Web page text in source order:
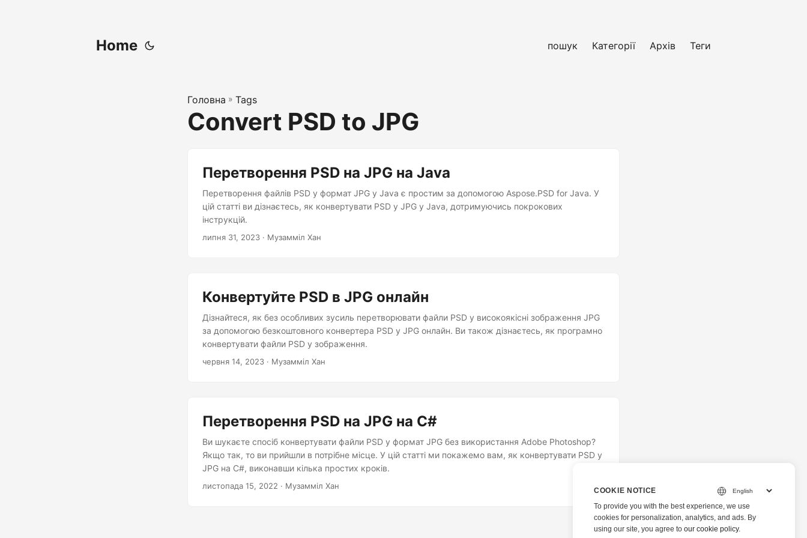
Home пошук Категорії Архів Теги
Головна » Tags
Convert PSD to JPG
Перетворення PSD на JPG на Java
Перетворення файлів PSD у формат JPG у Java є простим за допомогою Aspose.PSD for Java. У
цій статті ви дізнаєтесь, як конвертувати PSD у JPG у Java, дотримуючись покрокових
інструкцій.
липня 31, 2023 · Музамміл Хан
Конвертуйте PSD в JPG онлайн
Дізнайтеся, як без особливих зусиль перетворювати файли PSD у високоякісні зображення JPG
за допомогою безкоштовного конвертера PSD у JPG онлайн. Ви також дізнаєтесь, як програмно
конвертувати файли PSD у зображення.
червня 14, 2023 · Музамміл Хан
Перетворення PSD на JPG на C#
Ви шукаєте спосіб конвертувати файли PSD у формат JPG без використання Adobe Photoshop?
Якщо так, то ви прийшли в потрібне місце. У цій статті ми покажемо вам, як конвертувати PSD у
JPG на C#, виконавши кілька простих кроків.
листопада 15, 2022 · Музамміл Хан
COOKIE NOTICE
To provide you with the best experience, we use
cookies for personalization, analytics, and ads. By
using our site, you agree to our cookie policy.